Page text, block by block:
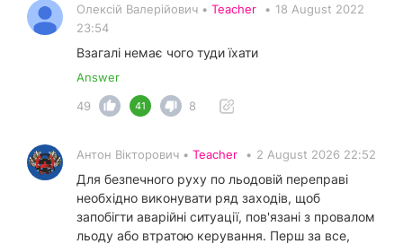
Олексій Валерійович • Teacher • 18 August 2022
23:54
Взагалі немає чого туди їхати
Answer
49
41 8
Антон Вікторович • Teacher • 2 August 2026 22:52
Для безпечного руху по льодовій переправі
необхідно виконувати ряд заходів, щоб
запобігти аварійні ситуації, пов'язані з провалом
льоду або втратою керування. Перш за все,